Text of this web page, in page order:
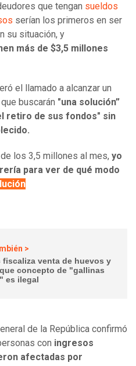
que tengan sueldos
serían los primeros en ser
su situación, y
más de $3,5 millones
el llamado a alcanzar un
buscarán "una solución”
retiro de sus fondos" sin
los 3,5 millones al mes, yo
para ver de qué modo
>
fiscaliza venta de huevos y
concepto de "gallinas
es ilegal
de la República confirmó
con ingresos
afectadas por